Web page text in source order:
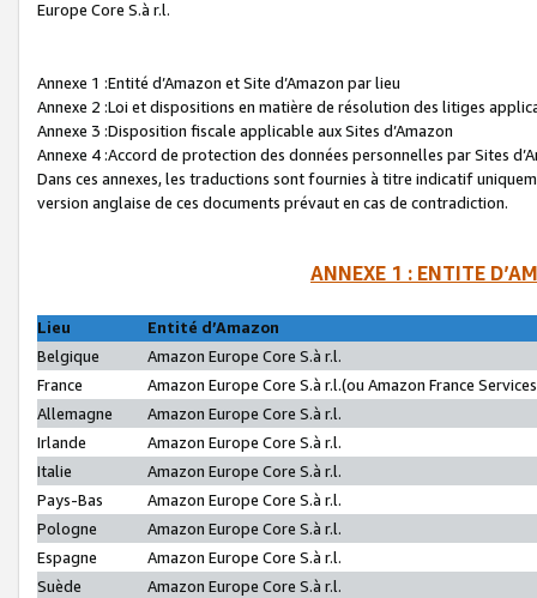
Europe Core S.à r.l.
Annexe 1 :Entité d’Amazon et Site d’Amazon par lieu
Annexe 2 :Loi et dispositions en matière de résolution des litiges
Annexe 3 :Disposition fiscale applicable aux Sites d’Amazon
Annexe 4 :Accord de protection des données personnelles par Sites
Dans ces annexes, les traductions sont fournies à titre indicatif
version anglaise de ces documents prévaut en cas de contradiction.
ANNEXE 1 : ENTITE
Lieu
Entité d’Amazon
Belgique
Amazon Europe Core S.à r.l.
France
Amazon Europe Core S.à r.l.(ou Amazon France
Allemagne
Amazon Europe Core S.à r.l.
Irlande
Amazon Europe Core S.à r.l.
Italie
Amazon Europe Core S.à r.l.
Pays-Bas
Amazon Europe Core S.à r.l.
Pologne
Amazon Europe Core S.à r.l.
Espagne
Amazon Europe Core S.à r.l.
Suède
Amazon Europe Core S.à r.l.